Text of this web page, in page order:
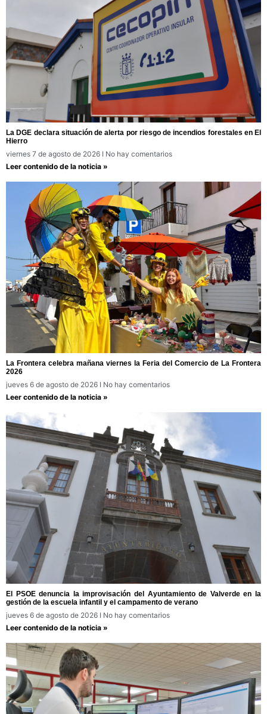
La DGE declara situación de alerta por riesgo de incendios forestales en El
Hierro
viernes 7 de agosto de 2026
No hay comentarios
Leer contenido de la noticia »
La Frontera celebra mañana viernes la Feria del Comercio de La Frontera
2026
jueves 6 de agosto de 2026
No hay comentarios
Leer contenido de la noticia »
El PSOE denuncia la improvisación del Ayuntamiento de Valverde en la
gestión de la escuela infantil y el campamento de verano
jueves 6 de agosto de 2026
No hay comentarios
Leer contenido de la noticia »